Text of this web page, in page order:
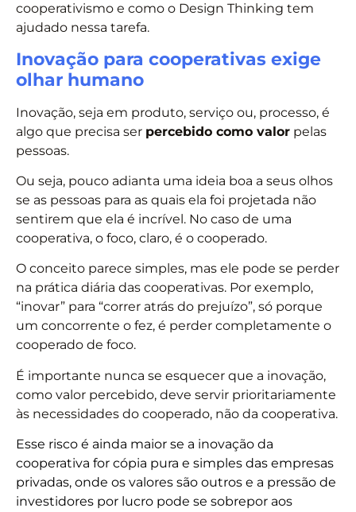
cooperativismo e como o Design Thinking tem
ajudado nessa tarefa.
Inovação para cooperativas exige
olhar humano
Inovação, seja em produto, serviço ou, processo, é
algo que precisa ser percebido como valor pelas
pessoas.
Ou seja, pouco adianta uma ideia boa a seus olhos
se as pessoas para as quais ela foi projetada não
sentirem que ela é incrível. No caso de uma
cooperativa, o foco, claro, é o cooperado.
O conceito parece simples, mas ele pode se perder
na prática diária das cooperativas. Por exemplo,
“inovar” para “correr atrás do prejuízo”, só porque
um concorrente o fez, é perder completamente o
cooperado de foco.
É importante nunca se esquecer que a inovação,
como valor percebido, deve servir prioritariamente
às necessidades do cooperado, não da cooperativa.
Esse risco é ainda maior se a inovação da
cooperativa for cópia pura e simples das empresas
privadas, onde os valores são outros e a pressão de
investidores por lucro pode se sobrepor aos